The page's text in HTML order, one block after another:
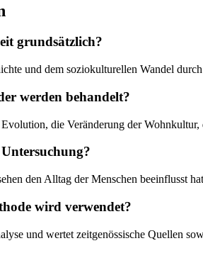
grundsätzlich?
und dem soziokulturellen Wandel
werden behandelt?
die Veränderung der
den Alltag der Menschen beeinflusst
wird verwendet?
und wertet zeitgenössische Quellen